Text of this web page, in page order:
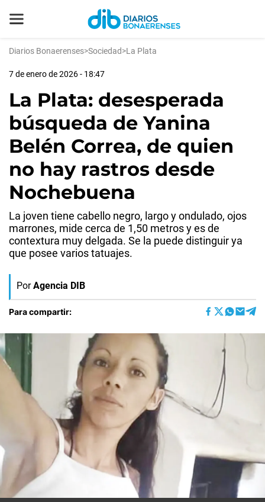
Diarios Bonaerenses>Sociedad>La Plata
7 de enero de 2026 - 18:47
La Plata: desesperada
búsqueda de Yanina
Belén Correa, de quien
no hay rastros desde
Nochebuena
La joven tiene cabello negro, largo y ondulado, ojos
marrones, mide cerca de 1,50 metros y es de
contextura muy delgada. Se la puede distinguir ya
que posee varios tatuajes.
Por Agencia DIB
Para compartir: